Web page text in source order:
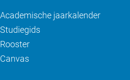
Academische jaarkalender
Studiegids
Rooster
Canvas